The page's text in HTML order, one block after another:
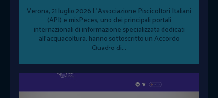
Verona, 21 luglio 2026 L'Associazione Piscicoltori Italiani
(API) e misPeces, uno dei principali portali
internazionali di informazione specializzata dedicati
all'acquacoltura, hanno sottoscritto un Accordo
Quadro di...